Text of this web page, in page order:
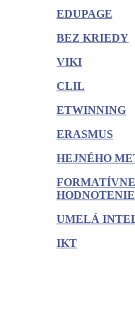
EDUPAGE
BEZ KRIEDY
VIKI
CLIL
ETWINNING
ERASMUS
HEJNÉHO
FORMATÍVNE
HODNOTENIE
UMELÁ
IKT